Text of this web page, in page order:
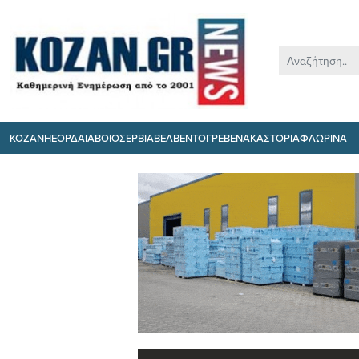
ΚΟΖΑΝΗΕΟΡΔΑΙΑΒΟΙΟΣΕΡΒΙΑΒΕΛΒΕΝΤΟΓΡΕΒΕΝΑΚΑΣΤΟΡΙΑΦΛΩΡΙΝΑ